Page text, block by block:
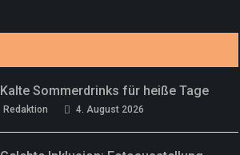
Kalte Sommerdrinks für heiße Tage
Redaktion 4. August 2026